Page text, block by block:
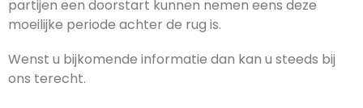
partijen een doorstart kunnen nemen eens deze
moeilijke periode achter de rug is.
Wenst u bijkomende informatie dan kan u steeds bij
ons terecht.